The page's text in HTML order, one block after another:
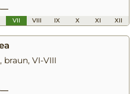
VII VIII IX X XI XII
VI-VIII